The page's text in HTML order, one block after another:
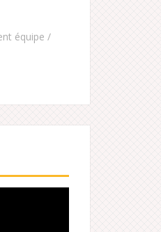
équipe /